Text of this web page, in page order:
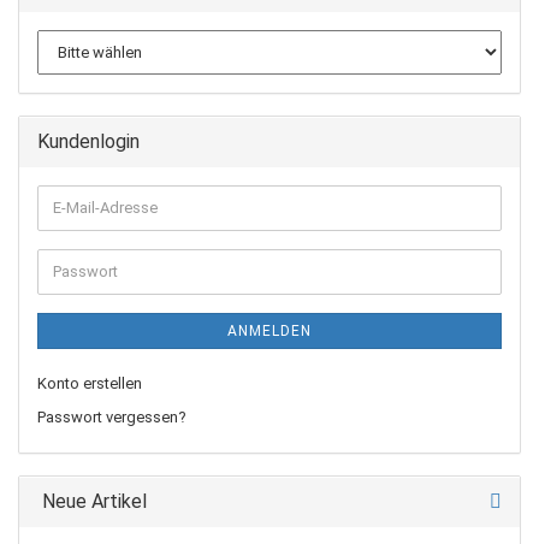
Kundenlogin
E-
Mail-
Adresse
Passwort
ANMELDEN
Konto erstellen
Passwort vergessen?
Neue Artikel